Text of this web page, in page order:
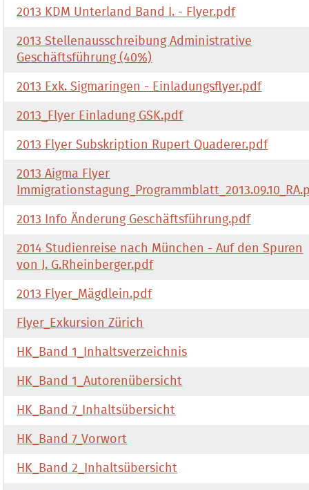
2013 KDM Unterland Band I. - Flyer.pdf
2013 Stellenausschreibung Administrative
Geschäftsführung (40%)
2013 Exk. Sigmaringen - Einladungsflyer.pdf
2013_Flyer Einladung GSK.pdf
2013 Flyer Subskription Rupert Quaderer.pdf
2013 Aigma Flyer
2013 Info Änderung Geschäftsführung.pdf
2014 Studienreise nach München - Auf den Spuren
von J. G.Rheinberger.pdf
2013 Flyer_Mägdlein.pdf
Flyer_Exkursion Zürich
HK_Band 1_Inhaltsverzeichnis
HK_Band 1_Autorenübersicht
HK_Band 7_Inhaltsübersicht
HK_Band 7_Vorwort
HK_Band 2_Inhaltsübersicht